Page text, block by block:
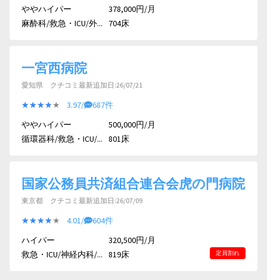
ややハイパー
麻酔科/救急・ICU/外...
378,000円/月
704床
一宮西病院
愛知県 クチコミ最新追加日:26/07/21
★★★★★
★★★★★ 3.97/
687件
ややハイパー
循環器科/救急・ICU/...
500,000円/月
801床
国家公務員共済組合連合会虎の門病院
東京都 クチコミ最新追加日:26/07/09
★★★★★
★★★★★ 4.01/
604件
ハイパー
救急・ICU/神経内科/...
320,500円/月
819床
定員割れ